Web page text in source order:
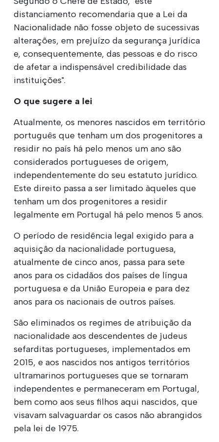
distanciamento recomendaria que a Lei da
Nacionalidade não fosse objeto de sucessivas
alterações, em prejuízo da segurança jurídica
e, consequentemente, das pessoas e do risco
de afetar a indispensável credibilidade das
instituições".
O que sugere a lei
Atualmente, os menores nascidos em território
português que tenham um dos progenitores a
residir no país há pelo menos um ano são
considerados portugueses de origem,
independentemente do seu estatuto jurídico.
Este direito passa a ser limitado àqueles que
tenham um dos progenitores a residir
legalmente em Portugal há pelo menos 5 anos.
O período de residência legal exigido para a
aquisição da nacionalidade portuguesa,
atualmente de cinco anos, passa para sete
anos para os cidadãos dos países de língua
portuguesa e da União Europeia e para dez
anos para os nacionais de outros países.
São eliminados os regimes de atribuição da
nacionalidade aos descendentes de judeus
sefarditas portugueses, implementados em
2015, e aos nascidos nos antigos territórios
ultramarinos portugueses que se tornaram
independentes e permaneceram em Portugal,
bem como aos seus filhos aqui nascidos, que
visavam salvaguardar os casos não abrangidos
pela lei de 1975.